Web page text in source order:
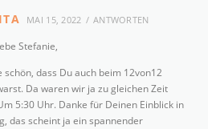
MAI 15, 2022 ANTWORTEN
Stefanie,
schön, dass Du auch beim 12von12
Da waren wir ja zu gleichen Zeit
5:30 Uhr. Danke für Deinen Einblick in
das scheint ja ein spannender